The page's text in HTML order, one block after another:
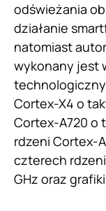
odświeżania
działanie
natomiast
wykonany jest
Cortex-X4 o
Cortex-A720 o
rdzeni Cortex-
czterech
GHz oraz